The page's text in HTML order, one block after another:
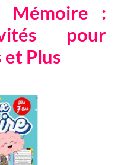
Mémoire :
pour
et Plus